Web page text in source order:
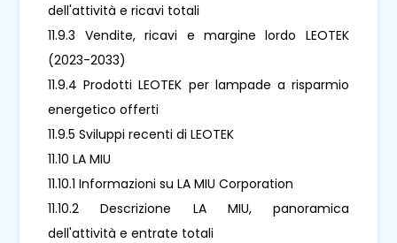
dell'attività e ricavi totali
11.9.3 Vendite, ricavi e margine lordo LEOTEK
(2023-2033)
11.9.4 Prodotti LEOTEK per lampade a risparmio
energetico offerti
11.9.5 Sviluppi recenti di LEOTEK
11.10 LA MIU
11.10.1 Informazioni su LA MIU Corporation
11.10.2 Descrizione LA MIU, panoramica
dell'attività e entrate totali